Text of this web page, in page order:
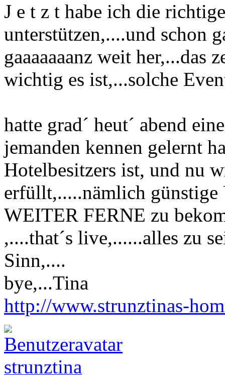
J e t z t habe ich die
unterstützen,....und schon
gaaaaaaanz weit her,...das
wichtig es ist,...solche
hatte grad´ heut´ abend
jemanden kennen gelernt
Hotelbesitzers ist, und nu
erfüllt,.....nämlich günstige
WEITER FERNE zu
,....that´s live,......alles zu
Sinn,....
bye,...Tina
http://www.strunztinas-
strunztina